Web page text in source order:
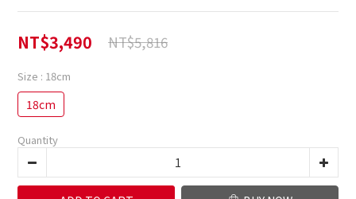
NT$3,490 NT$5,816
Size : 18cm
18cm
Quantity